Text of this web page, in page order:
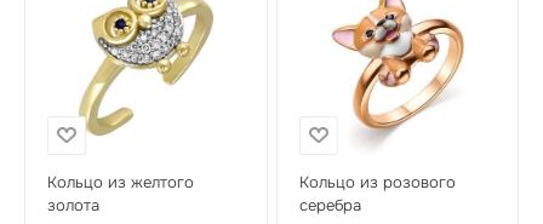
Кольцо из желтого
золота
Кольцо из розового
серебра